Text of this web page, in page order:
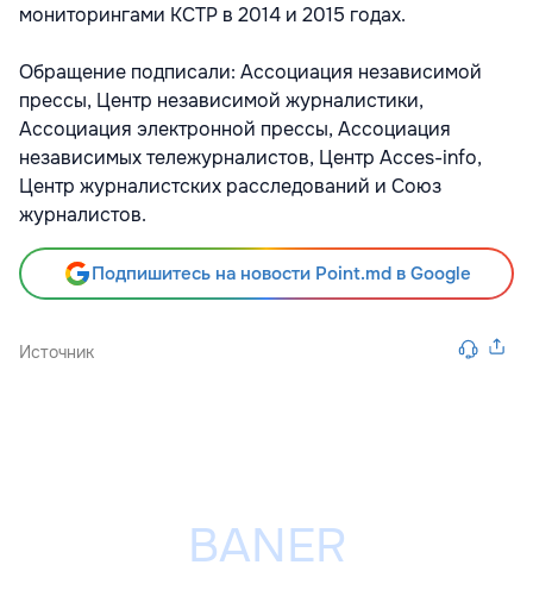
мониторингами КСТР в 2014 и 2015 годах.
Обращение подписали: Ассоциация независимой
прессы, Центр независимой журналистики,
Ассоциация электронной прессы, Ассоциация
независимых тележурналистов, Центр Acces-info,
Центр журналистских расследований и Союз
журналистов.
Подпишитесь на новости Point.md в Google
Источник